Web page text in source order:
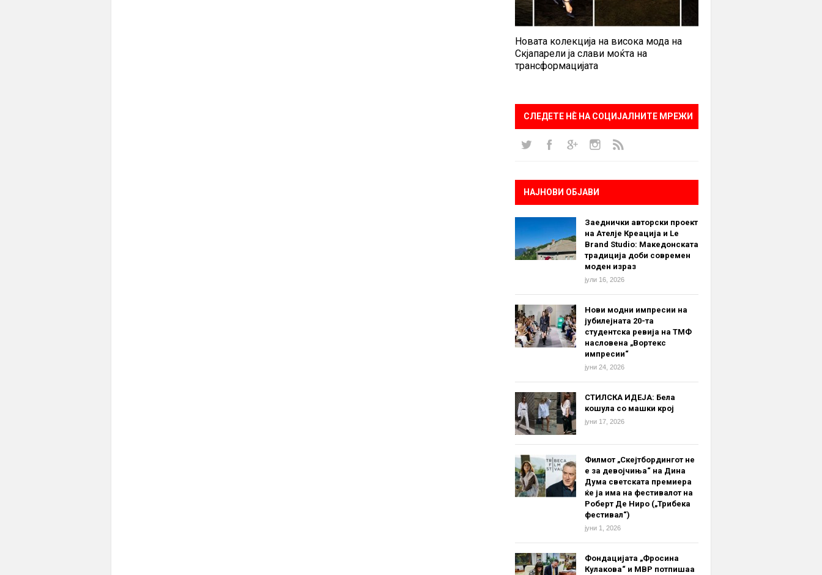
Новата колекција на висока мода на
Скјапарели ја слави моќта на
трансформацијата
СЛЕДЕТЕ НÈ НА СОЦИЈАЛНИТЕ МРЕЖИ
НАЈНОВИ ОБЈАВИ
Заеднички авторски проект
на Ателје Креација и Le
Brand Studio: Македонската
традиција доби современ
моден израз
јули 16, 2026
Нови модни импресии на
јубилејната 20-та
студентска ревија на ТМФ
насловена „Вортекс
импресии“
јуни 24, 2026
СТИЛСКА ИДЕЈА: Бела
кошула со машки крој
јуни 17, 2026
Филмот „Скејтбордингот не
е за девојчиња“ на Дина
Дума светската премиера
ќе ја има на фестивалот на
Роберт Де Ниро („Трибека
фестивал“)
јуни 1, 2026
Фондацијата „Фросина
Кулакова“ и МВР потпишаа